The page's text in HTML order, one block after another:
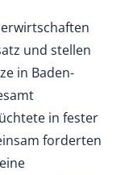
und stellen
in Baden-
in fester
forderten